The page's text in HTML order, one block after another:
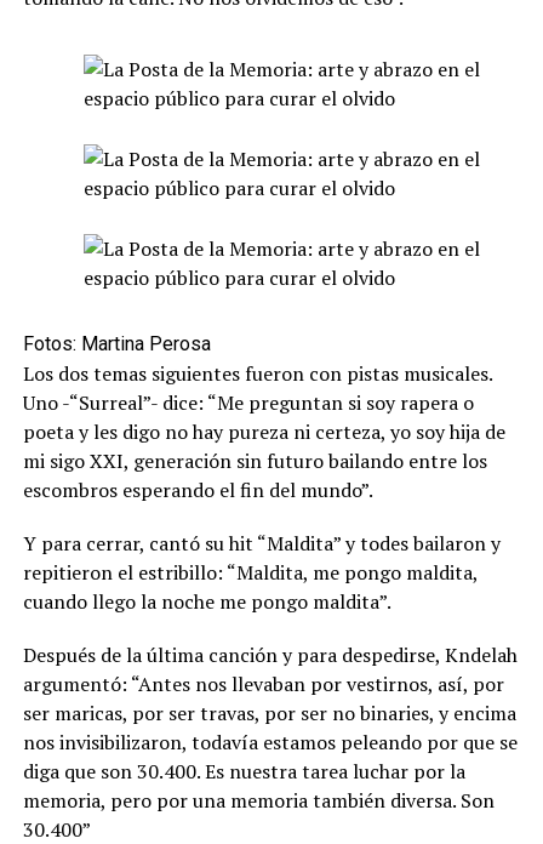
Fotos: Martina Perosa
Los dos temas siguientes fueron con pistas musicales.
Uno -“Surreal”- dice: “Me preguntan si soy rapera o
poeta y les digo no hay pureza ni certeza, yo soy hija de
mi sigo XXI, generación sin futuro bailando entre los
escombros esperando el fin del mundo”.
Y para cerrar, cantó su hit “Maldita” y todes bailaron y
repitieron el estribillo: “Maldita, me pongo maldita,
cuando llego la noche me pongo maldita”.
Después de la última canción y para despedirse, Kndelah
argumentó: “Antes nos llevaban por vestirnos, así, por
ser maricas, por ser travas, por ser no binaries, y encima
nos invisibilizaron, todavía estamos peleando por que se
diga que son 30.400. Es nuestra tarea luchar por la
memoria, pero por una memoria también diversa. Son
30.400”